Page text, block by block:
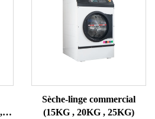
Sèche-linge commercial
(15KG , 20KG , 25KG)